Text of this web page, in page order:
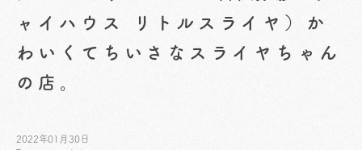
ャイハウス リトルスライヤ）か
わいくてちいさなスライヤちゃん
の店。
2022年01月30日